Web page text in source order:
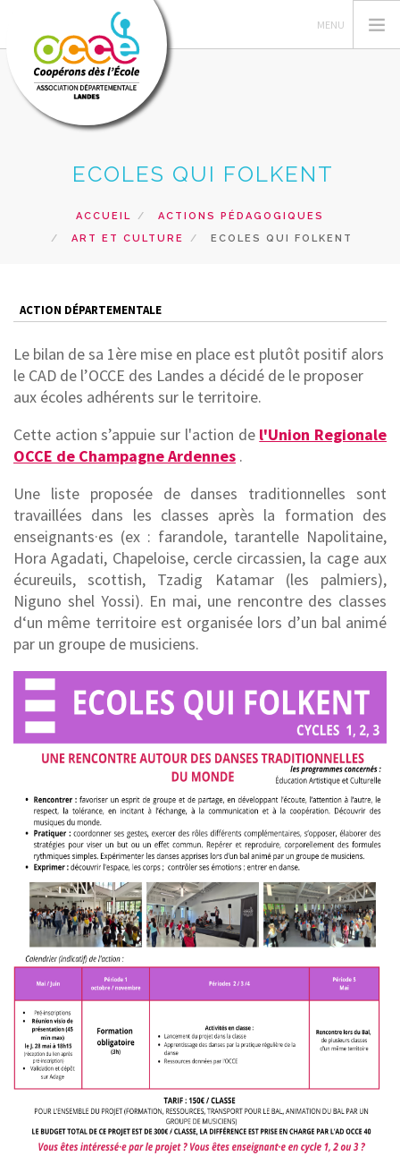
GERER SA COOPERATIVE
ACTIONS PÉDAGOGIQUES
RESSOURCES PEDAGOGIQUES
FORMATIONS
ACCÈS RÉSERVÉ
RECHERCHER
CONTACT
ECOLES QUI FOLKENT
ACCUEIL
ACTIONS PÉDAGOGIQUES
ART ET CULTURE
ECOLES QUI FOLKENT
ACTION DÉPARTEMENTALE
Le bilan de sa 1ère mise en place est plutôt positif alors
le CAD de l’OCCE des Landes a décidé de le proposer
aux écoles adhérents sur le territoire.
Cette action s’appuie sur l'action de l'Union Regionale
OCCE de Champagne Ardennes .
Une liste proposée de danses traditionnelles sont
travaillées dans les classes après la formation des
enseignants·es (ex : farandole, tarantelle Napolitaine,
Hora Agadati, Chapeloise, cercle circassien, la cage aux
écureuils, scottish, Tzadig Katamar (les palmiers),
Niguno shel Yossi). En mai, une rencontre des classes
d‘un même territoire est organisée lors d’un bal animé
par un groupe de musiciens.